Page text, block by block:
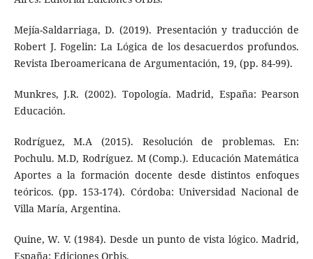
Mejía-Saldarriaga, D. (2019). Presentación y traducción de
Robert J. Fogelin: La Lógica de los desacuerdos profundos.
Revista Iberoamericana de Argumentación, 19, (pp. 84-99).
Munkres, J.R. (2002). Topología. Madrid, España: Pearson
Educación.
Rodríguez, M.A (2015). Resolución de problemas. En:
Pochulu. M.D, Rodríguez. M (Comp.). Educación Matemática
Aportes a la formación docente desde distintos enfoques
teóricos. (pp. 153-174). Córdoba: Universidad Nacional de
Villa María, Argentina.
Quine, W. V. (1984). Desde un punto de vista lógico. Madrid,
España: Ediciones Orbis.